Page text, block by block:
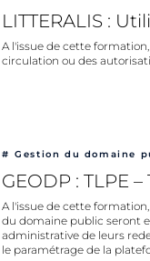
LITTERALIS :
A l'issue de cette
circulation ou des
# Gestion du domaine
GEODP : TLPE
A l'issue de cette
du domaine public seront
administrative de leurs
le paramétrage de la